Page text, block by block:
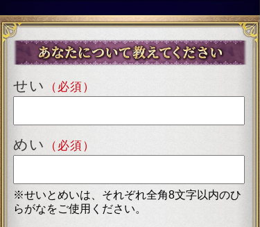
せい （必須）
めい （必須）
※せいとめいは、それぞれ全角8文字以内のひ
らがなをご使用ください。